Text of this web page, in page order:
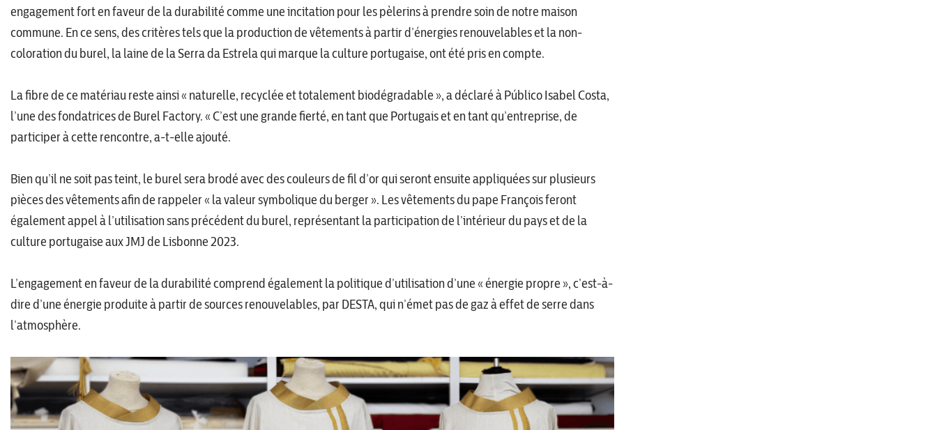
engagement fort en faveur de la durabilité comme une incitation pour les pèlerins à prendre soin de notre maison
commune. En ce sens, des critères tels que la production de vêtements à partir d’énergies renouvelables et la non-
coloration du burel, la laine de la Serra da Estrela qui marque la culture portugaise, ont été pris en compte.
La fibre de ce matériau reste ainsi « naturelle, recyclée et totalement biodégradable », a déclaré à Público Isabel Costa,
l’une des fondatrices de Burel Factory. « C’est une grande fierté, en tant que Portugais et en tant qu’entreprise, de
participer à cette rencontre, a-t-elle ajouté.
Bien qu’il ne soit pas teint, le burel sera brodé avec des couleurs de fil d’or qui seront ensuite appliquées sur plusieurs
pièces des vêtements afin de rappeler « la valeur symbolique du berger ». Les vêtements du pape François feront
également appel à l’utilisation sans précédent du burel, représentant la participation de l’intérieur du pays et de la
culture portugaise aux JMJ de Lisbonne 2023.
L’engagement en faveur de la durabilité comprend également la politique d’utilisation d’une « énergie propre », c’est-à-
dire d’une énergie produite à partir de sources renouvelables, par DESTA, qui n’émet pas de gaz à effet de serre dans
l’atmosphère.